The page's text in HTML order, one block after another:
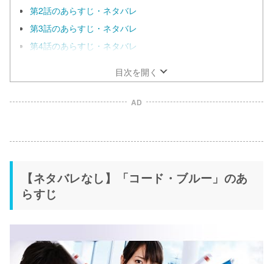
第2話のあらすじ・ネタバレ
第3話のあらすじ・ネタバレ
第4話のあらすじ・ネタバレ
目次を開く
AD
【ネタバレなし】「コード・ブルー」のあ
らすじ